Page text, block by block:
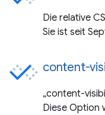
Die relative
Sie ist seit
content-
„content-
Diese Option